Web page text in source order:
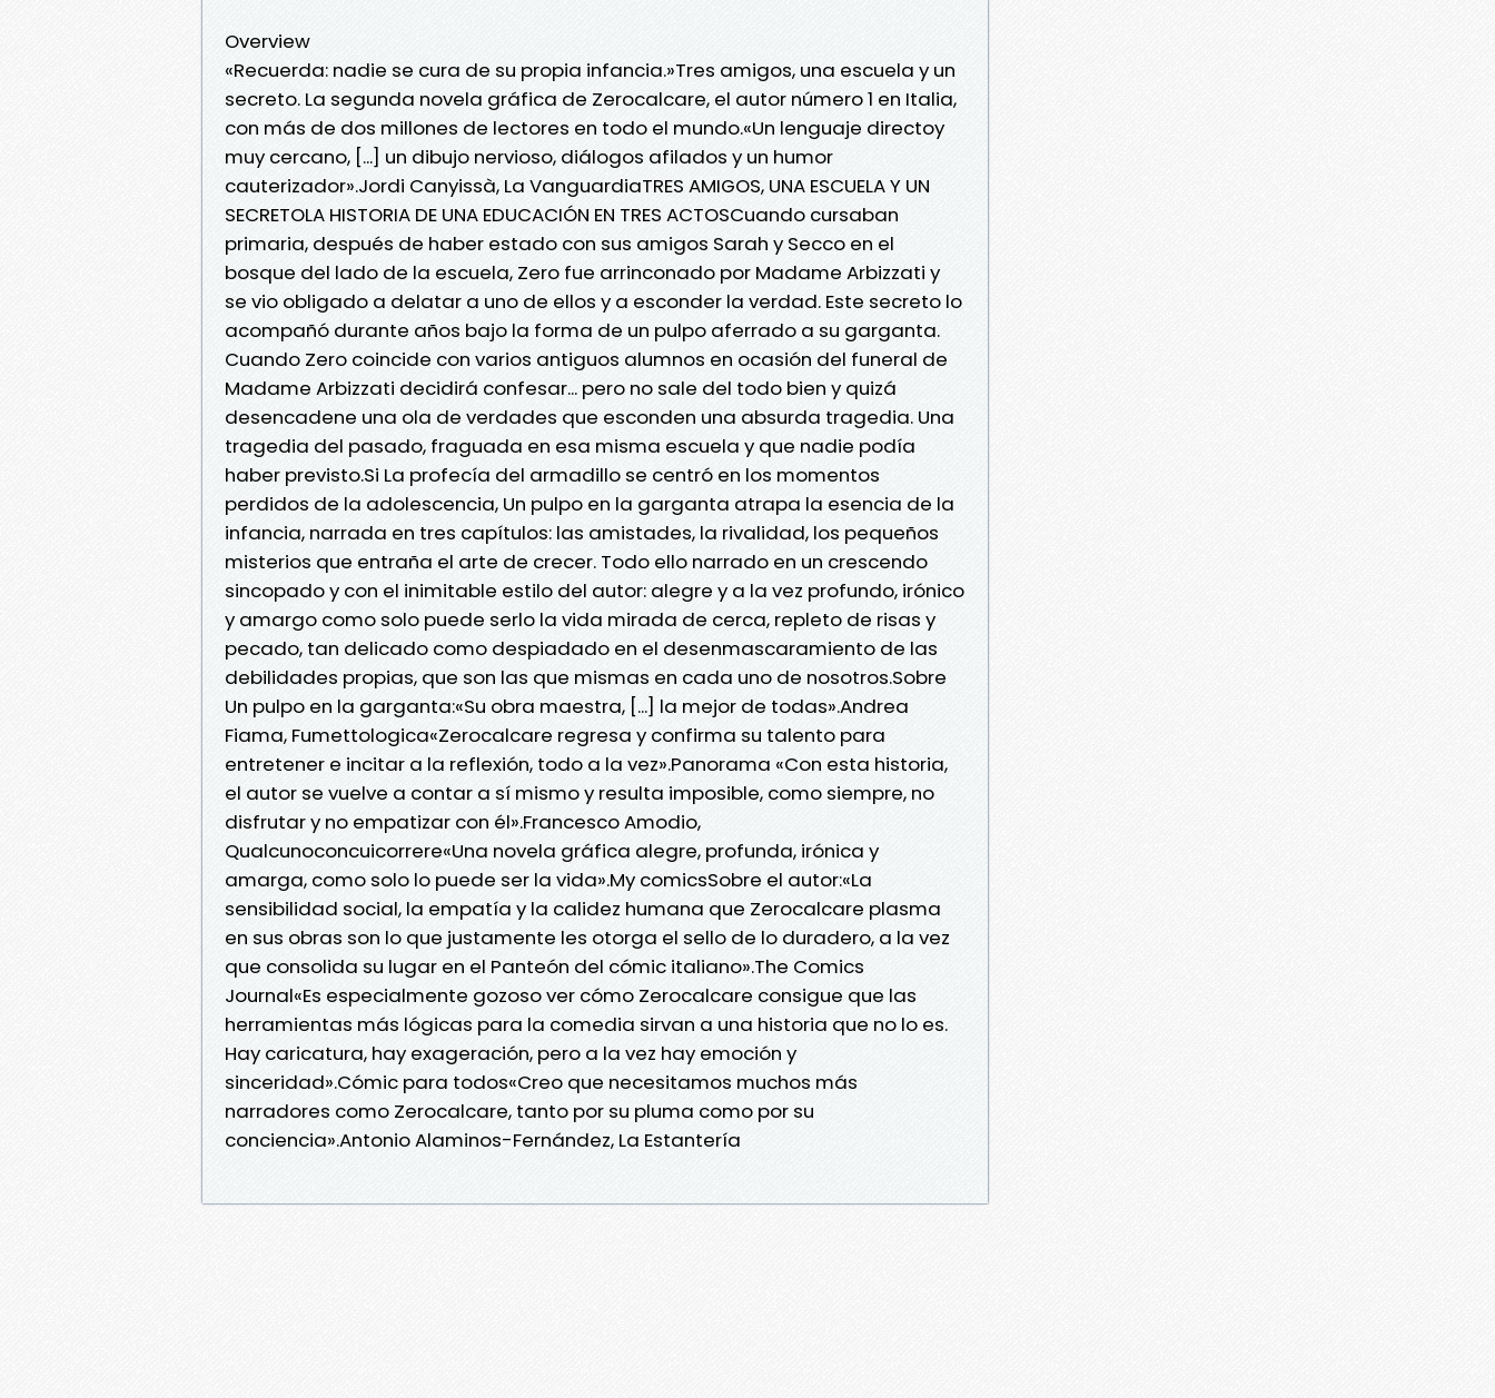
Overview
«Recuerda: nadie se cura de su propia infancia.»Tres amigos, una escuela y un
secreto. La segunda novela gráfica de Zerocalcare, el autor número 1 en Italia,
con más de dos millones de lectores en todo el mundo.«Un lenguaje directoy
muy cercano, [...] un dibujo nervioso, diálogos afilados y un humor
cauterizador».Jordi Canyissà, La VanguardiaTRES AMIGOS, UNA ESCUELA Y UN
SECRETOLA HISTORIA DE UNA EDUCACIÓN EN TRES ACTOSCuando cursaban
primaria, después de haber estado con sus amigos Sarah y Secco en el
bosque del lado de la escuela, Zero fue arrinconado por Madame Arbizzati y
se vio obligado a delatar a uno de ellos y a esconder la verdad. Este secreto lo
acompañó durante años bajo la forma de un pulpo aferrado a su garganta.
Cuando Zero coincide con varios antiguos alumnos en ocasión del funeral de
Madame Arbizzati decidirá confesar... pero no sale del todo bien y quizá
desencadene una ola de verdades que esconden una absurda tragedia. Una
tragedia del pasado, fraguada en esa misma escuela y que nadie podía
haber previsto.Si La profecía del armadillo se centró en los momentos
perdidos de la adolescencia, Un pulpo en la garganta atrapa la esencia de la
infancia, narrada en tres capítulos: las amistades, la rivalidad, los pequeños
misterios que entraña el arte de crecer. Todo ello narrado en un crescendo
sincopado y con el inimitable estilo del autor: alegre y a la vez profundo, irónico
y amargo como solo puede serlo la vida mirada de cerca, repleto de risas y
pecado, tan delicado como despiadado en el desenmascaramiento de las
debilidades propias, que son las que mismas en cada uno de nosotros.Sobre
Un pulpo en la garganta:«Su obra maestra, [...] la mejor de todas».Andrea
Fiama, Fumettologica«Zerocalcare regresa y confirma su talento para
entretener e incitar a la reflexión, todo a la vez».Panorama «Con esta historia,
el autor se vuelve a contar a sí mismo y resulta imposible, como siempre, no
disfrutar y no empatizar con él».Francesco Amodio,
Qualcunoconcuicorrere«Una novela gráfica alegre, profunda, irónica y
amarga, como solo lo puede ser la vida».My comicsSobre el autor:«La
sensibilidad social, la empatía y la calidez humana que Zerocalcare plasma
en sus obras son lo que justamente les otorga el sello de lo duradero, a la vez
que consolida su lugar en el Panteón del cómic italiano».The Comics
Journal«Es especialmente gozoso ver cómo Zerocalcare consigue que las
herramientas más lógicas para la comedia sirvan a una historia que no lo es.
Hay caricatura, hay exageración, pero a la vez hay emoción y
sinceridad».Cómic para todos«Creo que necesitamos muchos más
narradores como Zerocalcare, tanto por su pluma como por su
conciencia».Antonio Alaminos-Fernández, La Estantería